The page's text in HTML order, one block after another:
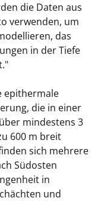
die Daten aus
verwenden, um
das
in der Tiefe
epithermale
die in einer
mindestens 3
600 m breit
sich mehrere
Südosten
in
und